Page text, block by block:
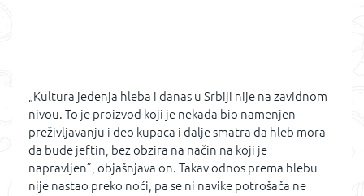
„Kultura jedenja hleba i danas u Srbiji nije na zavidnom
nivou. To je proizvod koji je nekada bio namenjen
preživljavanju i deo kupaca i dalje smatra da hleb mora
da bude jeftin, bez obzira na način na koji je
napravljen”, objašnjava on. Takav odnos prema hlebu
nije nastao preko noći, pa se ni navike potrošača ne